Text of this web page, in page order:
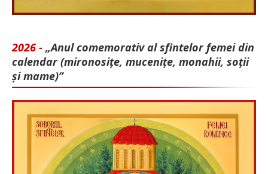
2026 - „Anul comemorativ al sfintelor femei din
calendar (mironosițe, mu­cenițe, monahii, soții
și mame)”